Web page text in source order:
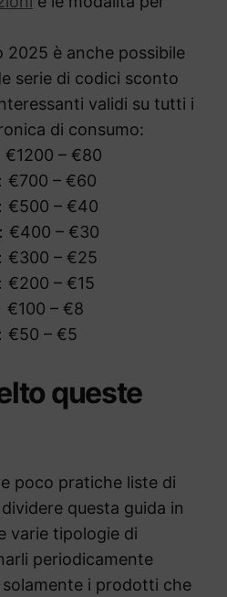
2025 è anche possibile
serie di codici sconto
validi su tutti i
di consumo:
€1200 – €80
€700 – €60
€500 – €40
€400 – €30
€300 – €25
€200 – €15
€100 – €8
€50 – €5
queste
poco pratiche liste di
questa guida in
varie tipologie di
periodicamente
i prodotti che